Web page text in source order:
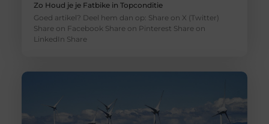
Zo Houd je je Fatbike in Topconditie
Goed artikel? Deel hem dan op: Share on X (Twitter)
Share on Facebook Share on Pinterest Share on
LinkedIn Share